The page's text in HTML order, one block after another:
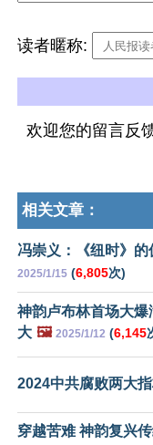
读者暱称:
欢迎您的留言反馈
相关文章：
冯崇义：《纽时》
2025/1/15 (6,805次)
神韵卢布林首场大
大 🖼️ 2025/1/12 (6,145
2024中共腐败两大
穿越苦难 神韵复兴